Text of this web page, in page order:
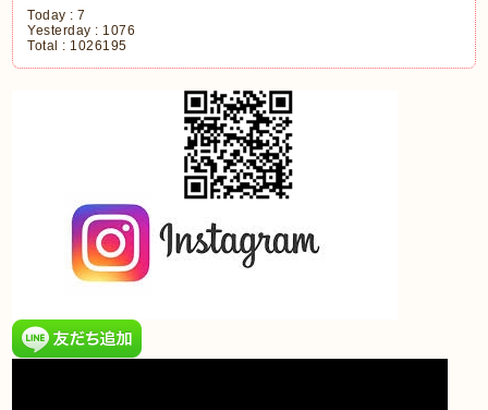
Today :7
Yesterday : 1076
Total : 1026195